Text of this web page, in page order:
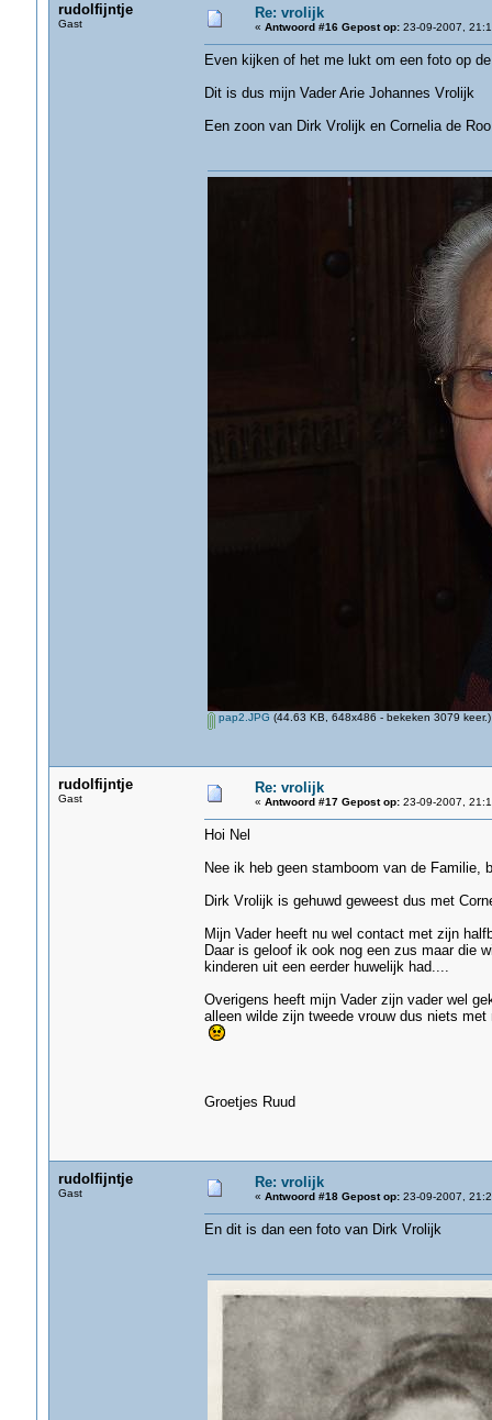
rudolfijntje
Gast
Re: vrolijk
« Antwoord #16 Gepost op:23-09-2007,
Even kijken of het me lukt om een foto op
Dit is dus mijn Vader Arie Johannes Vrolijk
Een zoon van Dirk Vrolijk en Cornelia de
pap2.JPG (44.63 KB, 648x486 - bekeken 3079 keer.)
rudolfijntje
Gast
Re: vrolijk
« Antwoord #17 Gepost op:23-09-2007,
Hoi Nel
Nee ik heb geen stamboom van de Familie,
Dirk Vrolijk is gehuwd geweest dus met
Mijn Vader heeft nu wel contact met zijn
Daar is geloof ik ook nog een zus maar die
kinderen uit een eerder huwelijk had....
Overigens heeft mijn Vader zijn vader wel
alleen wilde zijn tweede vrouw dus niets
Groetjes Ruud
rudolfijntje
Gast
Re: vrolijk
« Antwoord #18 Gepost op:23-09-2007,
En dit is dan een foto van Dirk Vrolijk